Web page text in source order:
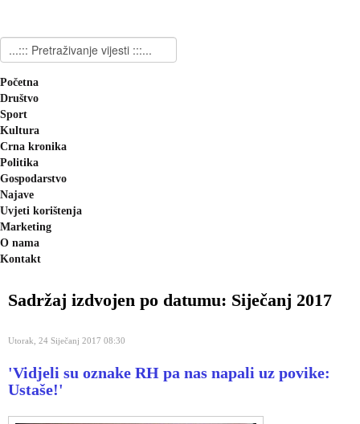
Početna
Društvo
Sport
Kultura
Crna kronika
Politika
Gospodarstvo
Najave
Uvjeti korištenja
Marketing
O nama
Kontakt
Sadržaj izdvojen po datumu: Siječanj 2017
Utorak, 24 Siječanj 2017 08:30
'Vidjeli su oznake RH pa nas napali uz povike:
Ustaše!'